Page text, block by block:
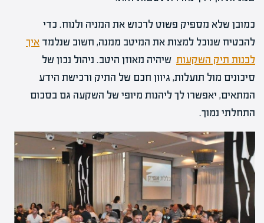
כמובן שלא מספיק פשוט לרכוש את המניה ולנוח. כדי
להבטיח שנוכל למצות את המיטב ממנה, חשוב שנלמד איך
לבנות תיק השקעות שיהיה מאוזן היטב. ניהול נכון של
סיכונים מול תועלות, גיוון חכם של התיק ורכישת הידע
המתאים, יאפשרו לך ליהנות מיופי של השקעה גם בסכום
התחלתי נמוך.